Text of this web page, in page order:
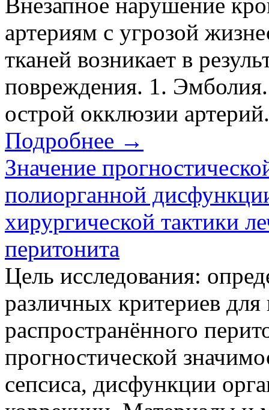
артериям с угрозой
тканей возникает в
повреждения. 1.
острой окклюзии
Подробнее →
Значение
полиорганной
хирургической тактики
перитонита
Цель исследования:
различных критериев для
распространённого
прогностической
сепсиса, дисфункции